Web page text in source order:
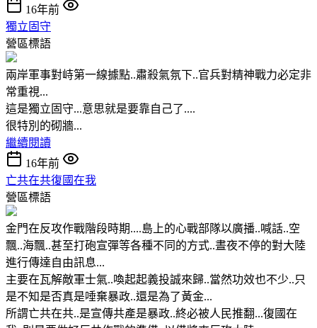
16年前
獨立固守
營區標語
兩岸軍事對峙第一線據點..肅殺氣氛下..官兵對精神戰力必定非
常重視...
這是獨立固守...意思就是要靠自己了....
很特別的砌牆...
繼續閱讀
16年前
亡共在共復國在我
營區標語
金門在反攻作戰階段時期....島上的心戰部隊以廣播..喊話..空
飄..海飄..甚至打砲宣彈等各種不同的方式..晝夜不停的對大陸
進行傳達自由訊息...
主要在瓦解敵軍士氣..喚起起義投誠來歸..當然功效也不少..只
是不知是否真是唾棄暴政..還是為了黃金...
所謂亡共在共..是宣傳共產是暴政..終必被人民推翻...復國在